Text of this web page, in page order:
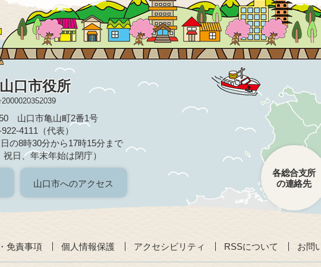
山口市役所
山口市亀山町2番1号
4111（代表）
の8時30分から17時15分まで
祝日、年末年始は閉庁）
山口市へのアクセス
各総合支所
の連絡先
免責事項 個人情報保護 アクセシビリティ RSSについて お問